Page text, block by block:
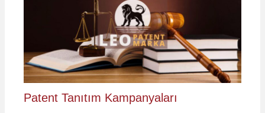
Patent Tanıtım Kampanyaları